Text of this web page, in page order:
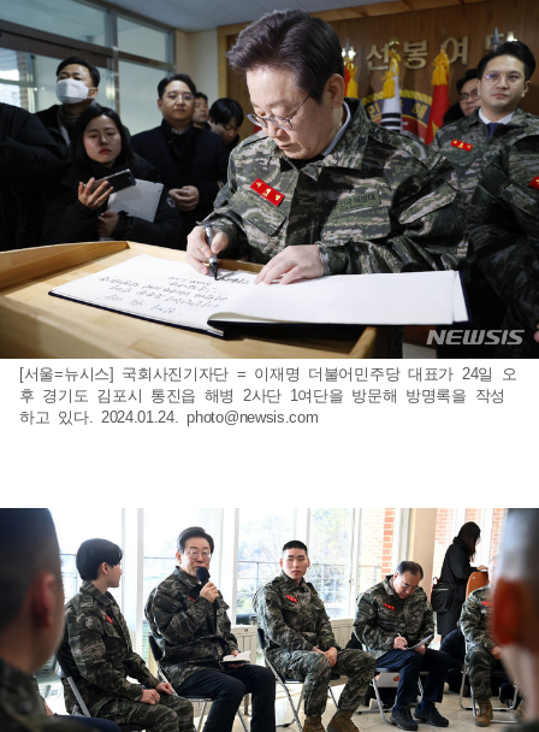
[서울=뉴시스] 국회사진기자단 = 이재명 더불어민주당 대표가 24일 오
후 경기도 김포시 통진읍 해병 2사단 1여단을 방문해 방명록을 작성
하고 있다. 2024.01.24.photo@newsis.com